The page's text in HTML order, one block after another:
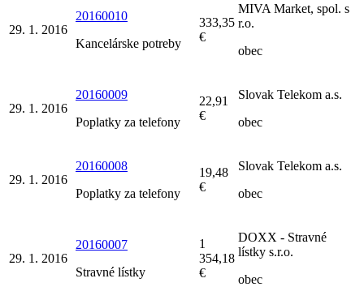
29. 1. 2016
20160010
Kancelárske potreby
333,35
€
MIVA Market, spol. s
r.o.
obec
29. 1. 2016
20160009
Poplatky za telefony
22,91
€
Slovak Telekom a.s.
obec
29. 1. 2016
20160008
Poplatky za telefony
19,48
€
Slovak Telekom a.s.
obec
29. 1. 2016
20160007
Stravné lístky
1
354,18
€
DOXX - Stravné
lístky s.r.o.
obec